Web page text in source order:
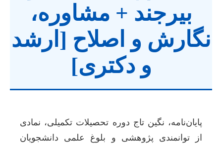
بیرجند + مشاوره،
نگارش و اصلاح [ارشد
و دکتری]
پایان‌نامه، نگین تاج دوره تحصیلات تکمیلی، نمادی
از توانمندی پژوهشی و بلوغ علمی دانشجویان